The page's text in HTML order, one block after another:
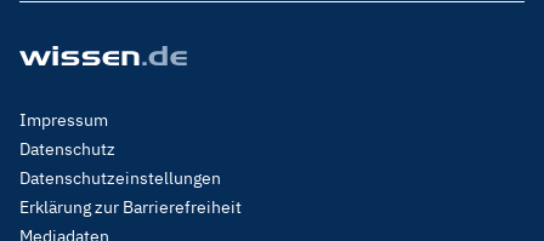
Footer
Menu
Legal
Impressum
Datenschutz
Datenschutzeinstellungen
Erklärung zur Barrierefreiheit
Mediadaten